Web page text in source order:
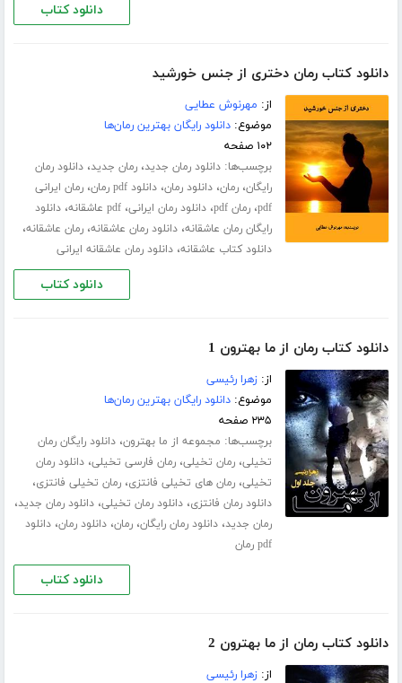
دانلود کتاب
دانلود کتاب رمان دختری از جنس خورشید
از: مهرنوش عطایی
موضوع:دانلود رایگان بهترین رمان‌ها
۱۰۲ صفحه
برچسب‌ها:دانلود رمان جدید،رمان جدید،دانلود رمان
رایگان،رمان،دانلود رمان،دانلود pdf رمان ،رمان ایرانی
pdf،رمان pdf ،دانلود رمان ایرانی،pdf عاشقانه ،دانلود
رایگان رمان عاشقانه،دانلود رمان عاشقانه،رمان عاشقانه،
دانلود کتاب عاشقانه،دانلود رمان عاشقانه ایرانی
دانلود کتاب
دانلود کتاب رمان از ما بهترون 1
از:زهرا رئیسی
موضوع:دانلود رایگان بهترین رمان‌ها
۲۳۵ صفحه
برچسب‌ها: مجموعه از ما بهترون،دانلود رایگان رمان
تخیلی،رمان تخیلی،رمان فارسی تخیلی،دانلود رمان
تخیلی،رمان های تخیلی فانتزی،رمان تخیلی فانتزی،
دانلود رمان فانتزی،دانلود رمان تخیلی،دانلود رمان جدید،
رمان جدید،دانلود رمان رایگان،رمان،دانلود رمان،دانلود
pdf رمان
دانلود کتاب
دانلود کتاب رمان از ما بهترون 2
از:زهرا رئیسی